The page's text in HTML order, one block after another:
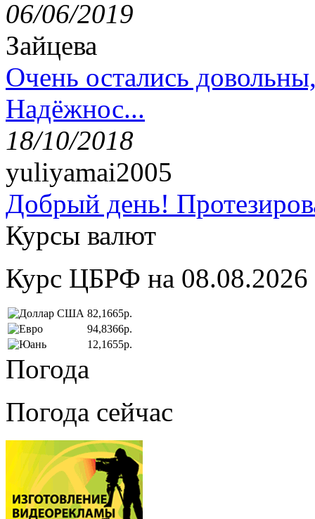
06/06/2019
Зайцева
Очень остались
Надёжнос...
18/10/2018
yuliyamai2005
Добрый день!
Курсы валют
Курс ЦБРФ на 08.08.2026
82,1665р.
94,8366р.
12,1655р.
Погода
Погода сейчас